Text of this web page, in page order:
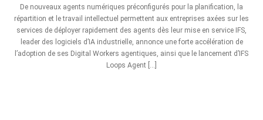
De nouveaux agents numériques préconfigurés pour la planification, la
répartition et le travail intellectuel permettent aux entreprises axées sur les
services de déployer rapidement des agents dès leur mise en service IFS,
leader des logiciels d’IA industrielle, annonce une forte accélération de
l’adoption de ses Digital Workers agentiques, ainsi que le lancement d’IFS
Loops Agent […]